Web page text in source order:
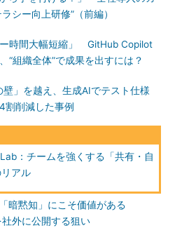
シー向上研修”（前編）
ー時間大幅短縮」 GitHub Copilot
“組織全体”で成果を出すには？
壁」を越え、生成AIでテスト仕様
割削減した事例
：チームを強くする「共有・自
アル
暗黙知」にこそ価値がある
外に公開する狙い